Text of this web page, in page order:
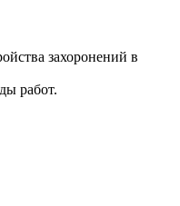
захоронений в
работ.